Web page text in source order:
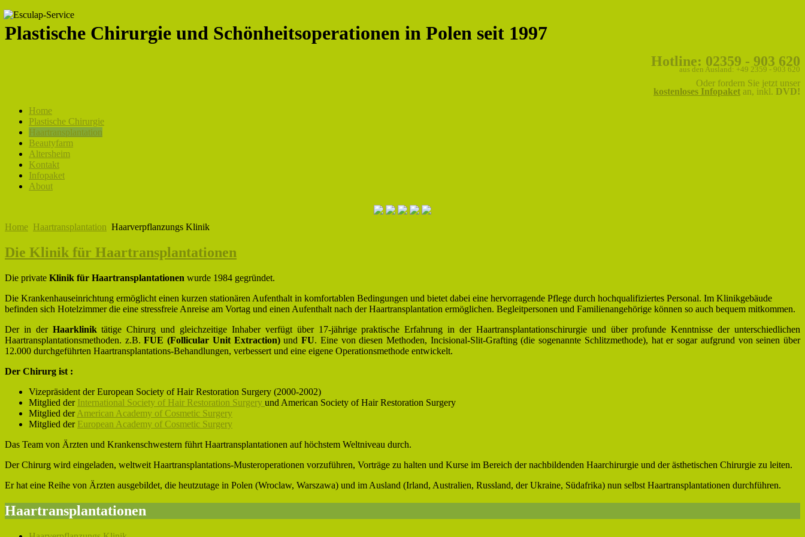
Plastische Chirurgie und Schönheitsoperationen in Polen seit 1997
Hotline: 02359 - 903 620
aus den Ausland: +49 2359 - 903 620
Oder fordern Sie jetzt unser
kostenloses Infopaket an, inkl. DVD!
Home
Plastische Chirurgie
Haartransplantation
Beautyfarm
Altersheim
Kontakt
Infopaket
About
Home Haartransplantation Haarverpflanzungs Klinik
Die Klinik für Haartransplantationen
Die private Klinik für Haartransplantationen wurde 1984 gegründet.
Die Krankenhauseinrichtung ermöglicht einen kurzen stationären Aufenthalt in komfortablen Bedingungen und bietet dabei eine hervorragende Pflege durch hochqualifiziertes Personal. Im Klinikgebäude
befinden sich Hotelzimmer die eine stressfreie Anreise am Vortag und einen Aufenthalt nach der Haartransplantation ermöglichen. Begleitpersonen und Familienangehörige können so auch bequem mitkommen.
Der in der Haarkliniktätige Chirurg und gleichzeitige Inhaber verfügt über 17-jährige praktische Erfahrung in der Haartransplantationschirurgie und über profunde Kenntnisse der unterschiedlichen
Haartransplantationsmethoden. z.B.FUE (Follicular Unit Extraction)und FU. Eine von diesen Methoden, Incisional-Slit-Grafting (die sogenannte Schlitzmethode), hat er sogar aufgrund von seinen über
12.000 durchgeführten Haartransplantations-Behandlungen, verbessert und eine eigene Operationsmethode entwickelt.
Der Chirurg ist :
Vizepräsident der European Society of Hair Restoration Surgery (2000-2002)
Mitglied der International Society of Hair Restoration Surgery und American Society of Hair Restoration Surgery
Mitglied der American Academy of Cosmetic Surgery
Mitglied der European Academy of Cosmetic Surgery
Das Team von Ärzten und Krankenschwestern führt Haartransplantationen auf höchstem Weltniveau durch.
Der Chirurg wird eingeladen, weltweit Haartransplantations-Musteroperationen vorzuführen, Vorträge zu halten und Kurse im Bereich der nachbildenden Haarchirurgie und der ästhetischen Chirurgie zu leiten.
Er hat eine Reihe von Ärzten ausgebildet, die heutzutage in Polen (Wroclaw, Warszawa) und im Ausland (Irland, Australien, Russland, der Ukraine, Südafrika) nun selbst Haartransplantationen durchführen.
Haartransplantationen